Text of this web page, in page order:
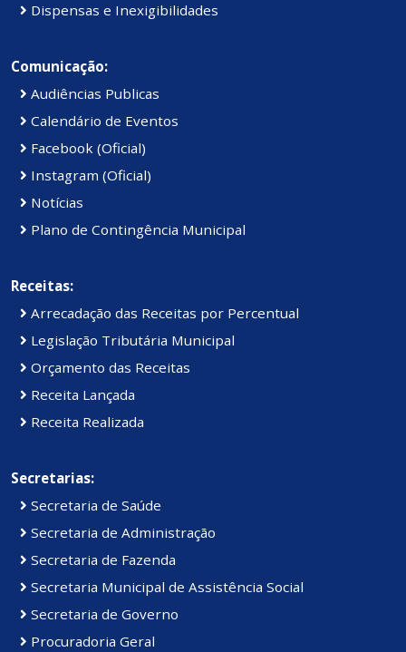
Dispensas e Inexigibilidades
Comunicação:
Audiências Publicas
Calendário de Eventos
Facebook (Oficial)
Instagram (Oficial)
Notícias
Plano de Contingência Municipal
Receitas:
Arrecadação das Receitas por Percentual
Legislação Tributária Municipal
Orçamento das Receitas
Receita Lançada
Receita Realizada
Secretarias:
Secretaria de Saúde
Secretaria de Administração
Secretaria de Fazenda
Secretaria Municipal de Assistência Social
Secretaria de Governo
Procuradoria Geral